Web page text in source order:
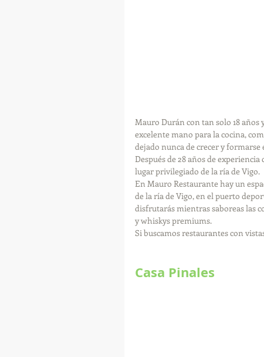
Mauro Durán con tan solo 18 años
excelente mano para la cocina,
dejado nunca de crecer y formarse
Después de 28 años de
lugar privilegiado de la ría de Vigo.
En Mauro Restaurante hay un
de la ría de Vigo, en el puerto
disfrutarás mientras saboreas las
y whiskys premiums.
Si buscamos restaurantes con
Casa Pinales